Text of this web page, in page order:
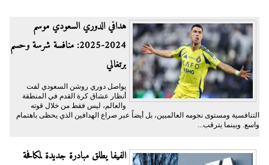
هدافي الدوري السعودي موسم
2024-2025: منافسة شرسة وحسم
برتغالي
يواصل دوري روشن السعودي لفت
أنظار عشاق كرة القدم في المنطقة
والعالم، ليس فقط من خلال قوته
التنافسية ومستوى نجومه العالميين، بل أيضاً عبر صراع الهدافين الذي يحظى باهتمام
واسع. وبينما يترقب...
الفيفا يطلق مبادرة جديدة لمكافحة